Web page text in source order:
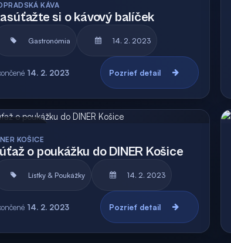
KÁVA
si o kávový balíček
Gastronómia 14. 2. 2023
14. 2. 2023 Pozrieť detail
KOŠICE
o poukážku do DINER Košice
Lístky & Poukážky 14. 2. 2023
14. 2. 2023 Pozrieť detail